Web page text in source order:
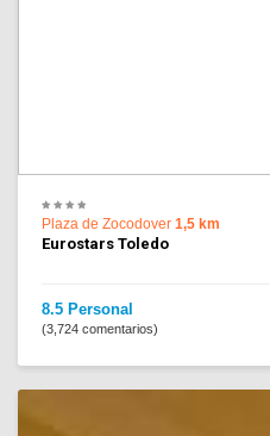
Plaza de Zocodover 1,5 km
Eurostars Toledo
8.5 Personal
(3,724 comentarios)